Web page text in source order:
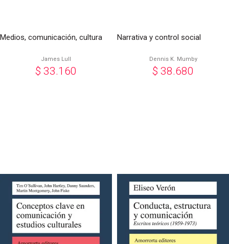
Medios, comunicación, cultura
James Lull
$ 33.160
Narrativa y control social
Dennis K. Mumby
$ 38.680